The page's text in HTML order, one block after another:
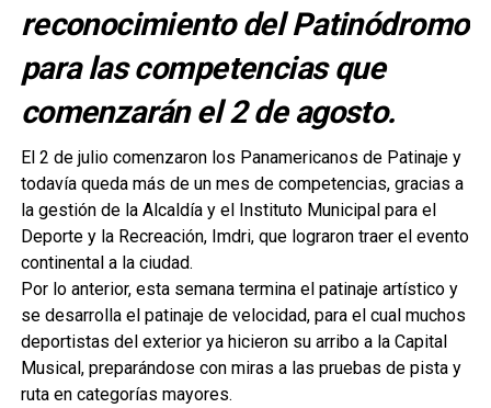
reconocimiento del Patinódromo
para las competencias que
comenzarán el 2 de agosto.
El 2 de julio comenzaron los Panamericanos de Patinaje y
todavía queda más de un mes de competencias, gracias a
la gestión de la Alcaldía y el Instituto Municipal para el
Deporte y la Recreación, Imdri, que lograron traer el evento
continental a la ciudad.
Por lo anterior, esta semana termina el patinaje artístico y
se desarrolla el patinaje de velocidad, para el cual muchos
deportistas del exterior ya hicieron su arribo a la Capital
Musical, preparándose con miras a las pruebas de pista y
ruta en categorías mayores.